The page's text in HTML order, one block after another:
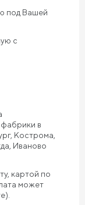
под Вашей
с
в
Кострома,
Иваново
картой по
может